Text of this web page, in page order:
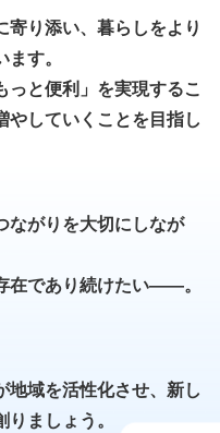
り添い、暮らしをより
す。
っと便利」を実現するこ
やしていくことを目指し
ながりを大切にしなが
在であり続けたい――。
域を活性化させ、新し
ましょう。